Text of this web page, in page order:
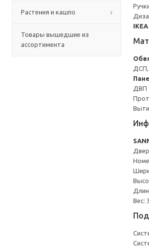
Растения и кашпо
Товары вышедшие из
ассортимента
ДСП,
ДВП
Вес: